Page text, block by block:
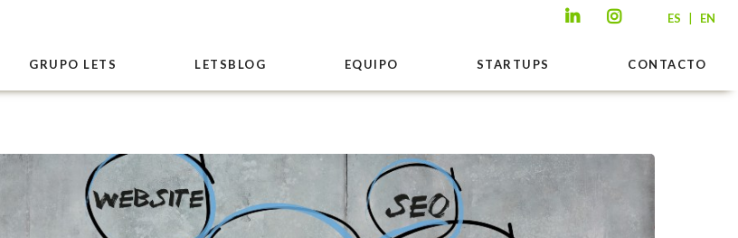
ES | EN
GRUPO LETS LETSBLOG EQUIPO STARTUPS CONTACTO